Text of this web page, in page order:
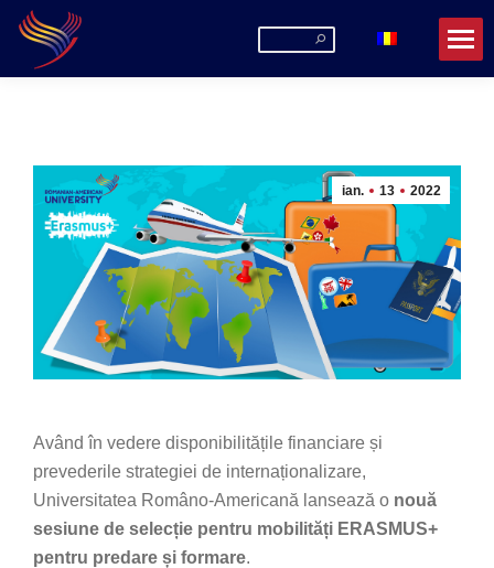
Search:
ian. 13 2022
Având în vedere disponibilitățile financiare și
prevederile strategiei de internaționalizare,
Universitatea Româno-Americană lansează o nouă
sesiune de selecție pentru mobilități ERASMUS+
pentru predare și formare.